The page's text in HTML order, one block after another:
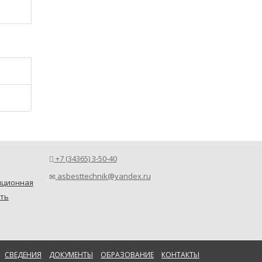
+7 (34365) 3-50-40
asbesttechnik@yandex.ru
СВЕДЕНИЯ ДОКУМЕНТЫ ОБРАЗОВАНИЕ КОНТАКТЫ